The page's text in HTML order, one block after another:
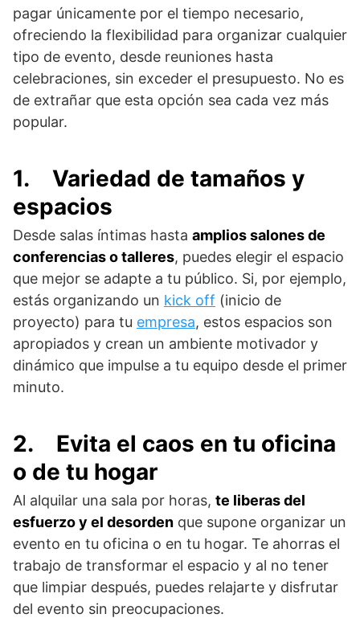
pagar únicamente por el tiempo necesario,
ofreciendo la flexibilidad para organizar cualquier
tipo de evento, desde reuniones hasta
celebraciones, sin exceder el presupuesto. No es
de extrañar que esta opción sea cada vez más
popular.
1. Variedad de tamaños y
espacios
Desde salas íntimas hasta amplios salones de
conferencias o talleres, puedes elegir el espacio
que mejor se adapte a tu público. Si, por ejemplo,
estás organizando un kick off (inicio de
proyecto) para tu empresa, estos espacios son
apropiados y crean un ambiente motivador y
dinámico que impulse a tu equipo desde el primer
minuto.
2. Evita el caos en tu oficina
o de tu hogar
Al alquilar una sala por horas, te liberas del
esfuerzo y el desorden que supone organizar un
evento en tu oficina o en tu hogar. Te ahorras el
trabajo de transformar el espacio y al no tener
que limpiar después, puedes relajarte y disfrutar
del evento sin preocupaciones.